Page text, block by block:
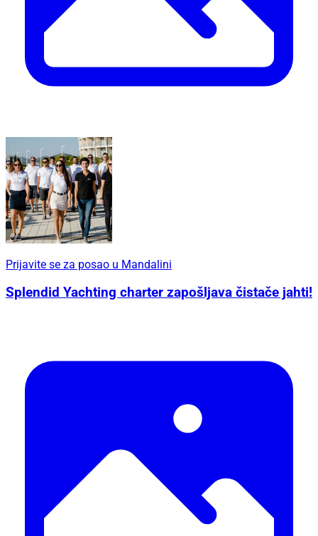
Prijavite se za posao u Mandalini
Splendid Yachting charter zapošljava čistače jahti!